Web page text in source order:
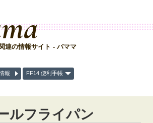
連の情報サイト - パママ
報 FF14 便利手帳
ルフライパン